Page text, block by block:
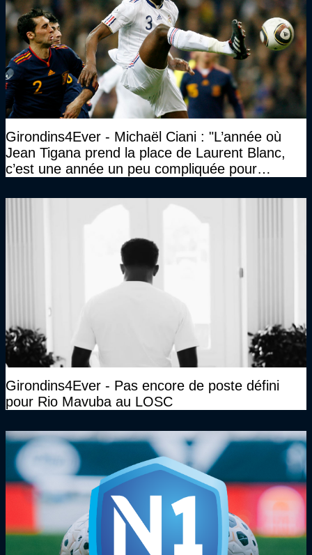
Girondins4Ever - Michaël Ciani : "L’année où
Jean Tigana prend la place de Laurent Blanc,
c’est une année un peu compliquée pour
Girondins4Ever - Pas encore de poste défini
pour Rio Mavuba au LOSC